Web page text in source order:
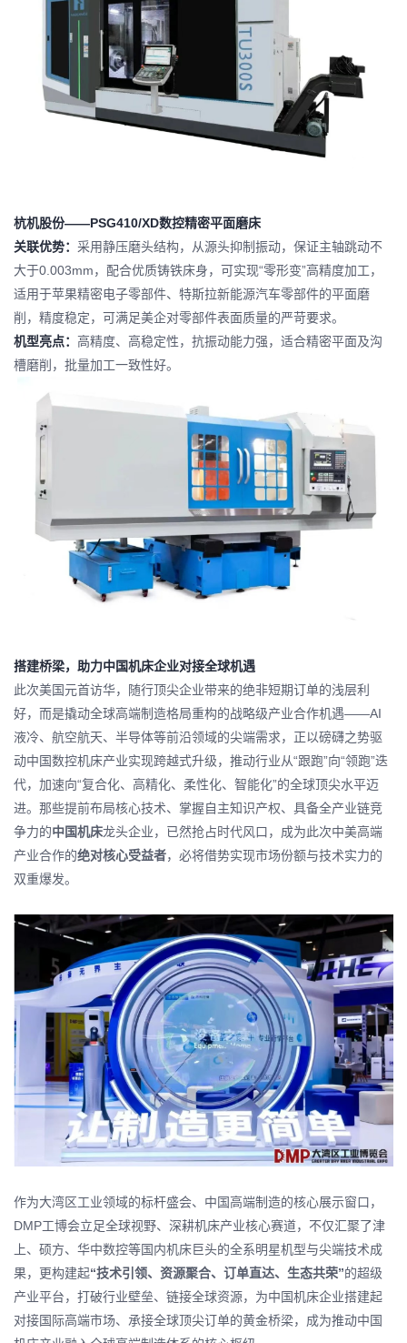
杭机股份——PSG410/XD数控精密平面磨床
关联优势： 采用静压磨头结构，从源头抑制振动，保证主轴跳动不
大于0.003mm，配合优质铸铁床身，可实现“零形变”高精度加工，
适用于苹果精密电子零部件、特斯拉新能源汽车零部件的平面磨
削，精度稳定，可满足美企对零部件表面质量的严苛要求。
机型亮点： 高精度、高稳定性，抗振动能力强，适合精密平面及沟
槽磨削，批量加工一致性好。
搭建桥梁，助力中国机床企业对接全球机遇
此次美国元首访华，随行顶尖企业带来的绝非短期订单的浅层利
好，而是撬动全球高端制造格局重构的战略级产业合作机遇——AI
液冷、航空航天、半导体等前沿领域的尖端需求，正以磅礴之势驱
动中国数控机床产业实现跨越式升级，推动行业从“跟跑”向“领跑”迭
代，加速向“复合化、高精化、柔性化、智能化”的全球顶尖水平迈
进。那些提前布局核心技术、掌握自主知识产权、具备全产业链竞
争力的中国机床龙头企业，已然抢占时代风口，成为此次中美高端
产业合作的绝对核心受益者，必将借势实现市场份额与技术实力的
双重爆发。
作为大湾区工业领域的标杆盛会、中国高端制造的核心展示窗口，
DMP工博会立足全球视野、深耕机床产业核心赛道，不仅汇聚了津
上、硕方、华中数控等国内机床巨头的全系明星机型与尖端技术成
果，更构建起“技术引领、资源聚合、订单直达、生态共荣”的超级
产业平台，打破行业壁垒、链接全球资源，为中国机床企业搭建起
对接国际高端市场、承接全球顶尖订单的黄金桥梁，成为推动中国